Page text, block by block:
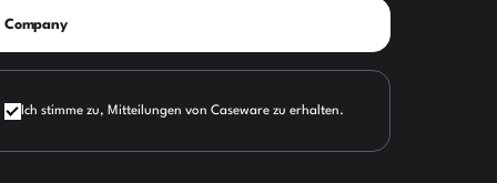
Ich stimme zu, Mitteilungen von Caseware zu erhalten.